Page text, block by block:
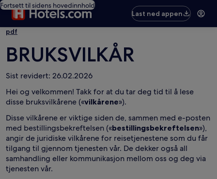
Fortsett til sidens hovedinnhold
Last ned appen
pdf
BRUKSVILKÅR
Sist revidert: 26.02.2026
Hei og velkommen! Takk for at du tar deg tid til å lese
disse bruksvilkårene («vilkårene»).
Disse vilkårene er viktige siden de, sammen med e-posten
med bestillingsbekreftelsen («bestillingsbekreftelsen»),
angir de juridiske vilkårene for reisetjenestene som du får
tilgang til gjennom tjenesten vår. De dekker også all
samhandling eller kommunikasjon mellom oss og deg via
tjenesten vår.